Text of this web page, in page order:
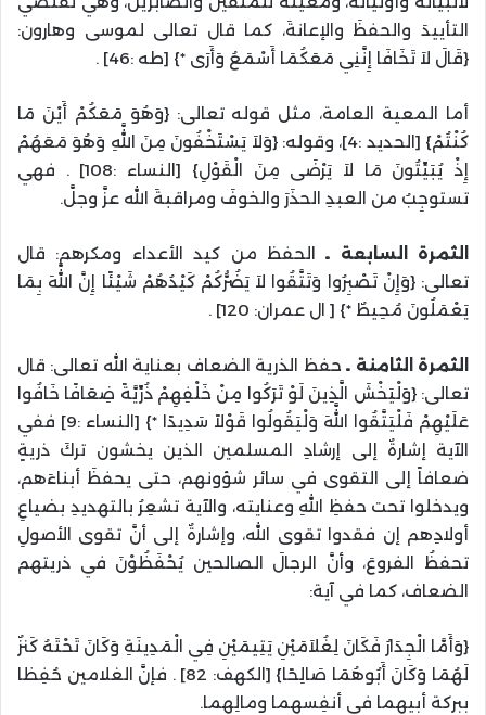
التأييدَ والحفظَ والإعانةَ، كما قال تعالى لموسى وهارون:
{قَالَ لاَ تَخَافَا إِنَّنِي مَعَكُمَا أَسْمَعُ وَأَرَى *} [طه :46] .
أما المعية العامة، مثل قوله تعالى: {وَهُوَ مَعَكُمْ أَيْنَ مَا
كُنْتُمْ} [الحديد :4]، وقوله: {وَلاَ يَسْتَخْفُونَ مِنَ اللَّهِ وَهُوَ مَعَهُمْ
إِذْ يُبَيِّتُونَ مَا لاَ يَرْضَى مِنَ الْقَوْلِ} [النساء :108] . فهي
تستوجِبُ من العبدِ الحذَرَ والخوفَ ومراقبةَ الله عزَّ وجلَّ.
الثمرة السابعة ـالحفظ من كيد الأعداء ومكرهم: قال
تعالى: {وَإِنْ تَصْبِرُوا وَتَتَّقُوا لاَ يَضُرُّكُمْ كَيْدُهُمْ شَيْئًا إِنَّ اللَّهَ بِمَا
يَعْمَلُونَ مُحِيطٌ *} [ ال عمران: 120] .
الثمرة الثامنة ـحفظ الذرية الضعاف بعناية الله تعالى: قال
تعالى: {وَلْيَخْشَ الَّذِينَ لَوْ تَرَكُوا مِنْ خَلْفِهِمْ ذُرِّيَّةً ضِعَافًا خَافُوا
عَلَيْهِمْ فَلْيَتَّقُوا اللَّهَ وَلْيَقُولُوا قَوْلاً سَدِيدًا *} [النساء :9] ففي
الآية إشارةٌ إلى إرشادِ المسلمين الذين يخشون تركَ ذريةٍ
ضعافاً إلى التقوى في سائر شؤونهم، حتى يحفظَ أبناءَهم،
ويدخلوا تحت حفظِ اللهِ وعنايته، والآية تشعِرُ بالتهديدِ بضياعِ
أولادِهم إن فقدوا تقوى الله، وإشارةٌ إلى أنَّ تقوى الأصولِ
تحفظُ الفروعَ، وأنَّ الرجالَ الصالحين يُحْفَظُوْنَ في ذريتهم
الضعاف، كما في آية:
{وَأَمَّا الْجِدَارُ فَكَانَ لِغُلاَمَيْنِ يَتِيمَيْنِ فِي الْمَدِينَةِ وَكَانَ تَحْتَهُ كَنزٌ
لَهُمَا وَكَانَ أَبُوهُمَا صَالِحًا} [الكهف: 82] . فإنَّ الغلامين حُفِظا
ببركة أبيهما في أنفِسهما ومالِهما.